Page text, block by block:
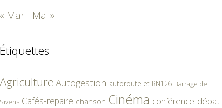
« Mar Mai »
Étiquettes
Agriculture Autogestion autoroute et RN126 Barrage de
Sivens Cafés-repaire chanson Cinéma conférence-débat